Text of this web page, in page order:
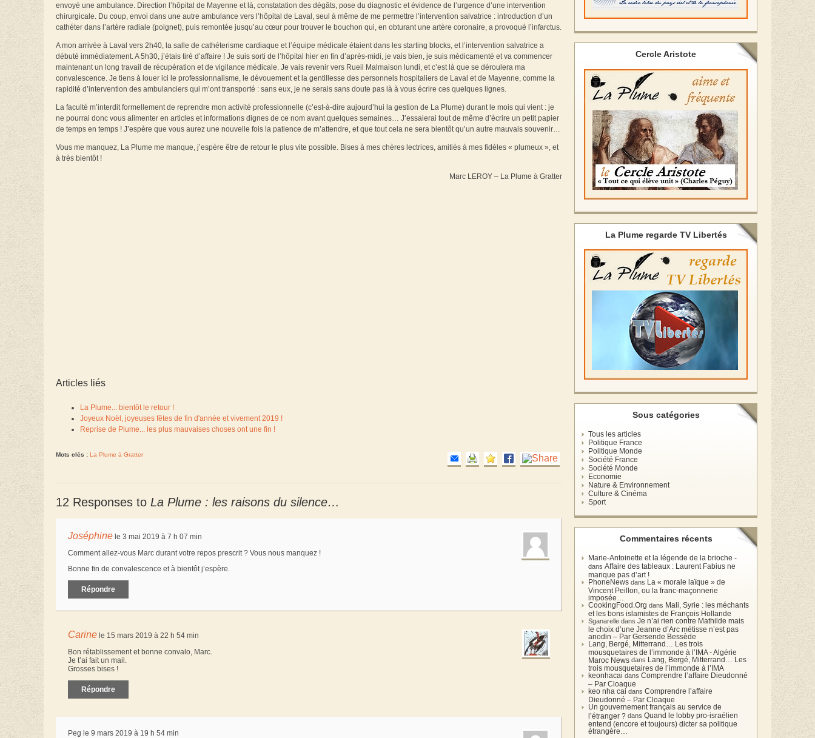
envoyé une ambulance. Direction l’hôpital de Mayenne et là, constatation des dégâts, pose du diagnostic et évidence de l’urgence d’une intervention
chirurgicale. Du coup, envoi dans une autre ambulance vers l’hôpital de Laval, seul à même de me permettre l’intervention salvatrice : introduction d’un
cathéter dans l’artère radiale (poignet), puis remontée jusqu’au cœur pour trouver le bouchon qui, en obturant une artère coronaire, a provoqué l’infarctus.
A mon arrivée à Laval vers 2h40, la salle de cathéterisme cardiaque et l’équipe médicale étaient dans les starting blocks, et l’intervention salvatrice a
débuté immédiatement. A 5h30, j’étais tiré d’affaire ! Je suis sorti de l’hôpital hier en fin d’après-midi, je vais bien, je suis médicamenté et va commencer
maintenant un long travail de récupération et de vigilance médicale. Je vais revenir vers Rueil Malmaison lundi, et c’est là que se déroulera ma
convalescence. Je tiens à louer ici le professionnalisme, le dévouement et la gentillesse des personnels hospitaliers de Laval et de Mayenne, comme la
rapidité d’intervention des ambulanciers qui m’ont transporté : sans eux, je ne serais sans doute pas là à vous écrire ces quelques lignes.
La faculté m’interdit formellement de reprendre mon activité professionnelle (c’est-à-dire aujourd’hui la gestion de La Plume) durant le mois qui vient : je
ne pourrai donc vous alimenter en articles et informations dignes de ce nom avant quelques semaines… J’essaierai tout de même d’écrire un petit papier
de temps en temps ! J’espère que vous aurez une nouvelle fois la patience de m’attendre, et que tout cela ne sera bientôt qu’un autre mauvais souvenir…
Vous me manquez, La Plume me manque, j’espère être de retour le plus vite possible. Bises à mes chères lectrices, amitiés à mes fidèles « plumeux », et
à très bientôt !
Marc LEROY – La Plume à Gratter
Articles liés
La Plume... bientôt le retour !
Joyeux Noël, joyeuses fêtes de fin d'année et vivement 2019 !
Reprise de Plume... les plus mauvaises choses ont une fin !
Mots clés : La Plume à Gratter
12 Responses to La Plume : les raisons du silence…
Joséphine le 3 mai 2019 à 7 h 07 min
Comment allez-vous Marc durant votre repos prescrit ? Vous nous manquez !
Bonne fin de convalescence et à bientôt j’espère.
Répondre
Carine le 15 mars 2019 à 22 h 54 min
Bon rétablissement et bonne convalo, Marc.
Je t’ai fait un mail.
Grosses bises !
Répondre
Peg le 9 mars 2019 à 19 h 54 min
Cercle Aristote
La Plume regarde TV Libertés
Sous catégories
Tous les articles
Politique France
Politique Monde
Société France
Société Monde
Economie
Nature & Environnement
Culture & Cinéma
Sport
Commentaires récents
Marie-Antoinette et la légende de la brioche -
dans Affaire des tableaux : Laurent Fabius ne
manque pas d’art !
PhoneNews dans La « morale laïque » de
Vincent Peillon, ou la franc-maçonnerie
imposée…
CookingFood.Org dans Mali, Syrie : les méchants
et les bons islamistes de François Hollande
Sganarelle dans Je n’ai rien contre Mathilde mais
le choix d’une Jeanne d’Arc métisse n’est pas
anodin – Par Gersende Bessède
Lang, Bergé, Mitterrand… Les trois
mousquetaires de l’immonde à l’IMA - Algérie
Maroc News dans Lang, Bergé, Mitterrand… Les
trois mousquetaires de l’immonde à l’IMA
keonhacai dans Comprendre l’affaire Dieudonné
– Par Cloaque
keo nha cai dans Comprendre l’affaire
Dieudonné – Par Cloaque
Un gouvernement français au service de
l’étranger ? dans Quand le lobby pro-israélien
entend (encore et toujours) dicter sa politique
étrangère…